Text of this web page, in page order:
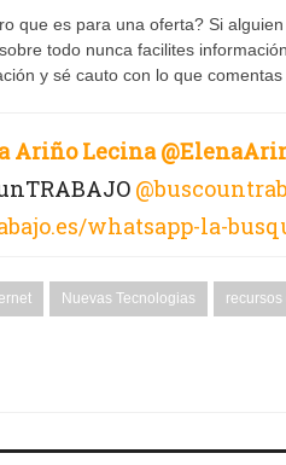
que es para una oferta? Si
todo nunca facilites
y sé cauto con lo que
Ariño Lecina @
@
whatsapp-la-
Nuevas Tecnologias